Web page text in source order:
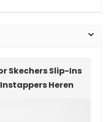
Skechers Slip-Ins
Heren